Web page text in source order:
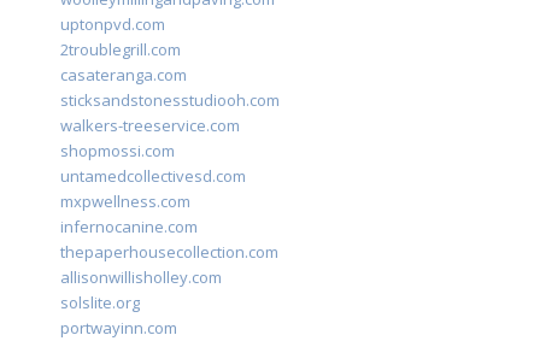
uptonpvd.com
2troublegrill.com
casateranga.com
sticksandstonesstudiooh.com
walkers-treeservice.com
shopmossi.com
untamedcollectivesd.com
mxpwellness.com
infernocanine.com
thepaperhousecollection.com
allisonwillisholley.com
solslite.org
portwayinn.com